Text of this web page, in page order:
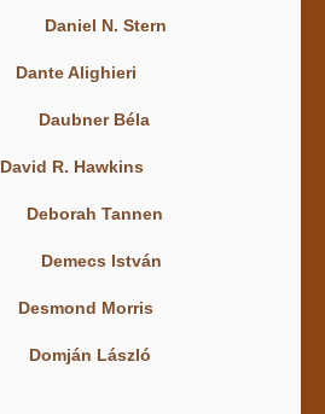
Daniel N. Stern
Dante Alighieri
Daubner Béla
David R. Hawkins
Deborah Tannen
Demecs István
Desmond Morris
Domján László